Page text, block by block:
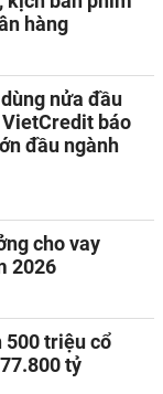
hàng
nửa đầu
báo
đầu ngành
cho vay
2026
500 triệu cổ
tỷ